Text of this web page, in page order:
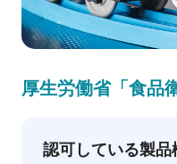
厚生労働省「食品
認可している製